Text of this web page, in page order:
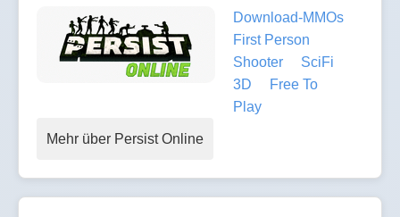
Download-MMOs
First Person
Shooter
SciFi
3D
Free To
Play
Mehr über Persist Online